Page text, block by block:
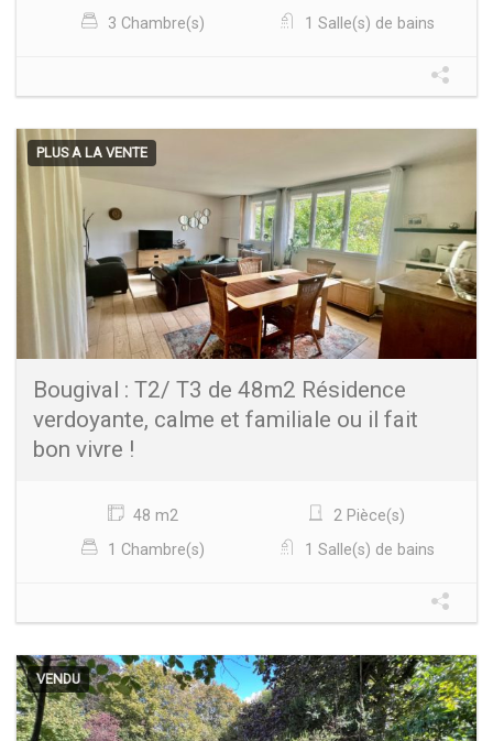
3 Chambre(s)
1 Salle(s) de bains
PLUS A LA VENTE
Bougival : T2/ T3 de 48m2 Résidence
verdoyante, calme et familiale ou il fait
bon vivre !
48 m2
2 Pièce(s)
1 Chambre(s)
1 Salle(s) de bains
VENDU